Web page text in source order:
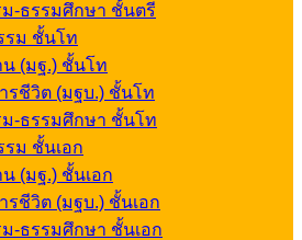
-ธรรมศึกษา ชั้นตรี
รม ชั้นโท
(มฐ.) ชั้นโท
รชีวิต (มฐบ.) ชั้นโท
-ธรรมศึกษา ชั้นโท
ม ชั้นเอก
(มฐ.) ชั้นเอก
ชีวิต (มฐบ.) ชั้นเอก
-ธรรมศึกษา ชั้นเอก